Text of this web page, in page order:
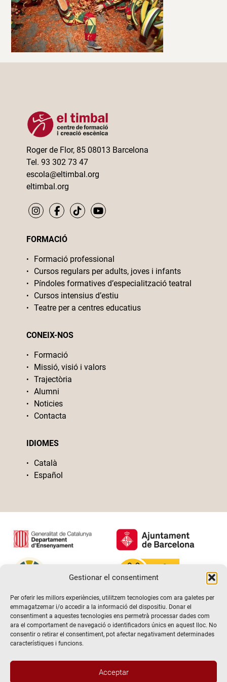
Gestionar el consentiment
Per oferir les millors experiències, utilitzem tecnologies com ara galetes per
emmagatzemar i/o accedir a la informació del dispositiu. Donar el
consentiment a aquestes tecnologies ens permetrà processar dades com
ara el comportament de navegació o identificadors únics en aquest lloc. No
consentir o retirar el consentiment, pot afectar negativament determinades
característiques i funcions.
Acceptar
Roger de Flor, 85 08013 Barcelona
Tel. 93 302 73 47
escola@eltimbal.org
eltimbal.org
FORMACIÓ
Formació professional
Cursos regulars per adults, joves i infants
Píndoles formatives d’especialització teatral
Cursos intensius d’estiu
Teatre per a centres educatius
CONEIX-NOS
Formació
Missió, visió i valors
Trajectòria
Alumni
Noticies
Contacta
IDIOMES
Català
Español